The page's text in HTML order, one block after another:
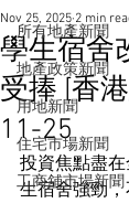
所有地產新聞
地產政策新聞
用地新聞
住宅市場新聞
工商舖市場新聞
學生宿舍
受捧 [香
11-25
Nov 25, 2025 2 min
投資焦點盡
生宿舍強勁